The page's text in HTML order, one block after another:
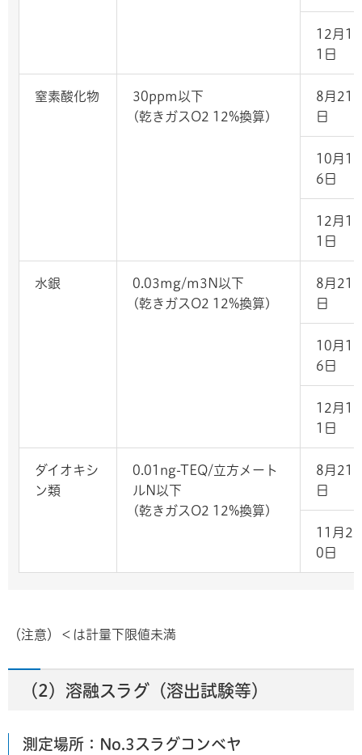
12月1
1日
窒素酸化物
30ppm以下
(乾きガスO2 12%換算)
8月21
日
10月1
6日
12月1
1日
水銀
0.03mg/m3N以下
(乾きガスO2 12%換算)
8月21
日
10月1
6日
12月1
1日
ダイオキシ
ン類
0.01ng-TEQ/立方メート
ルN以下
(乾きガスO2 12%換算)
8月21
日
11月2
0日
（注意）＜は計量下限値未満
（2）溶融スラグ（溶出試験等）
測定場所：No.3スラグコンベヤ